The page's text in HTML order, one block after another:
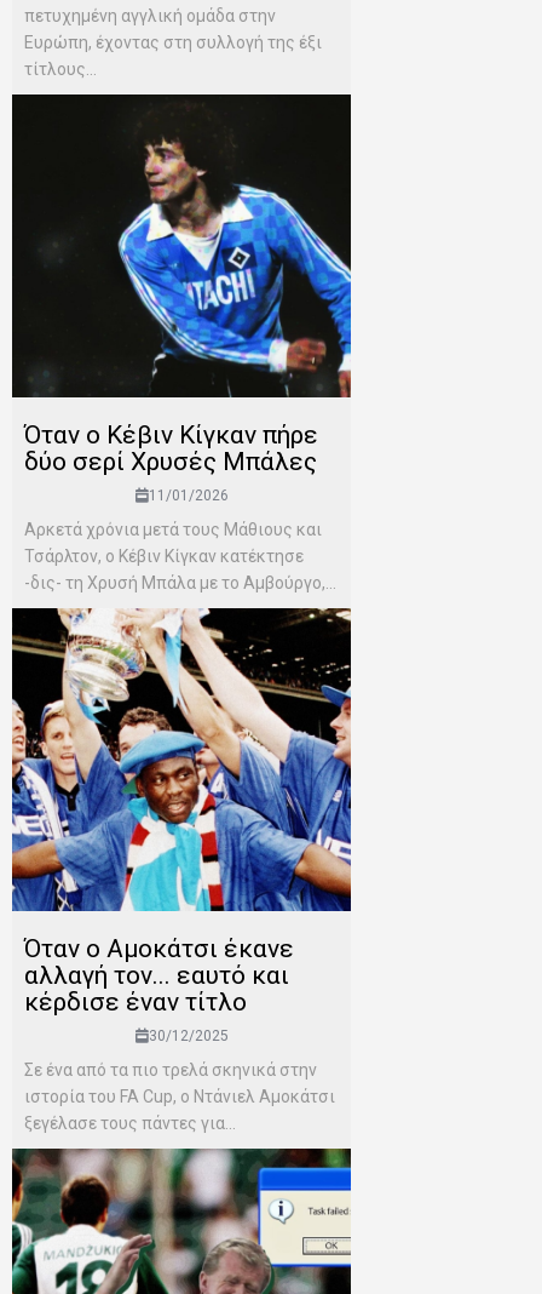
πετυχημένη αγγλική ομάδα στην
Ευρώπη, έχοντας στη συλλογή της έξι
τίτλους...
Όταν ο Κέβιν Κίγκαν πήρε
δύο σερί Χρυσές Μπάλες
11/01/2026
Αρκετά χρόνια μετά τους Μάθιους και
Τσάρλτον, ο Κέβιν Κίγκαν κατέκτησε
-δις- τη Χρυσή Μπάλα με το Αμβούργο,...
Όταν ο Αμοκάτσι έκανε
αλλαγή τον... εαυτό και
κέρδισε έναν τίτλο
30/12/2025
Σε ένα από τα πιο τρελά σκηνικά στην
ιστορία του FA Cup, ο Ντάνιελ Αμοκάτσι
ξεγέλασε τους πάντες για...